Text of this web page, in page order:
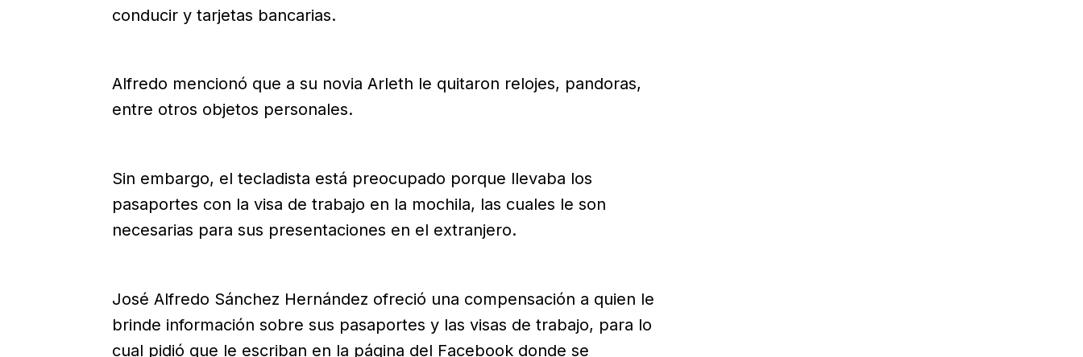
conducir y tarjetas bancarias.
Alfredo mencionó que a su novia Arleth le quitaron relojes, pandoras,
entre otros objetos personales.
Sin embargo, el tecladista está preocupado porque llevaba los
pasaportes con la visa de trabajo en la mochila, las cuales le son
necesarias para sus presentaciones en el extranjero.
José Alfredo Sánchez Hernández ofreció una compensación a quien le
brinde información sobre sus pasaportes y las visas de trabajo, para lo
cual pidió que le escriban en la página del Facebook donde se